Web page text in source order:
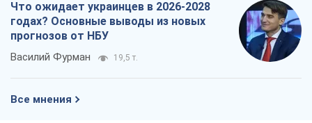
Что ожидает украинцев в 2026-2028
годах? Основные выводы из новых
прогнозов от НБУ
Василий Фурман 19,5 т.
Все мнения